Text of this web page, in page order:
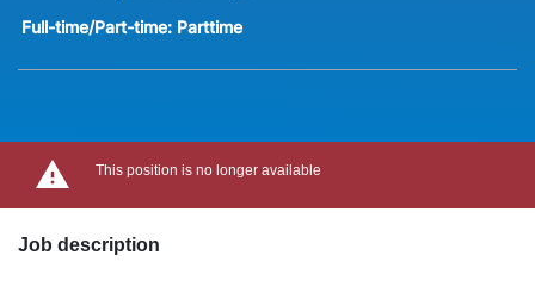
Full-time/Part-time: Parttime
This position is no longer available
Job description